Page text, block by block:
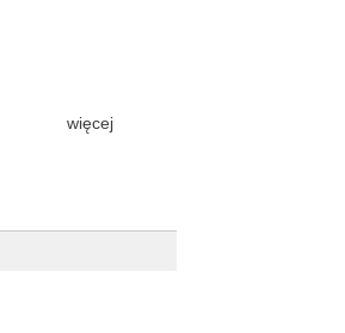
więcej